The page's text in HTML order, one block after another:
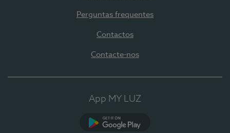
Perguntas frequentes
Contactos
Contacte-nos
App MY LUZ